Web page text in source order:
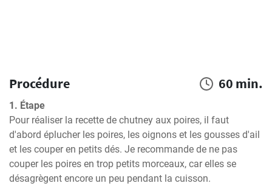
Procédure 60 min.
1. Étape
Pour réaliser la recette de chutney aux poires, il faut
d'abord éplucher les poires, les oignons et les gousses d'ail
et les couper en petits dés. Je recommande de ne pas
couper les poires en trop petits morceaux, car elles se
désagrègent encore un peu pendant la cuisson.